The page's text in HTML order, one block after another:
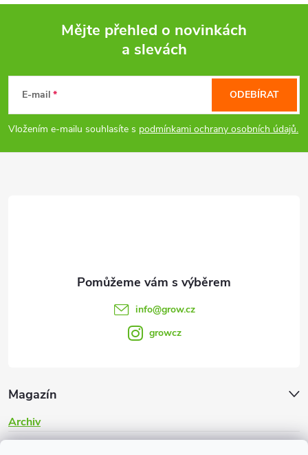
p
a
Mějte přehled o novinkách
a slevách
E-mail
Vložením e-mailu souhlasíte s podmínkami ochrany osobních údajů.
ODEBÍRAT
Magazín
Archiv
info@grow.cz
growcz